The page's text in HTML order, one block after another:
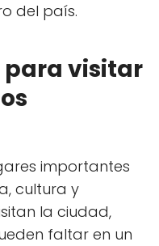
del país.
para visitar
importantes
cultura y
la ciudad,
faltar en un